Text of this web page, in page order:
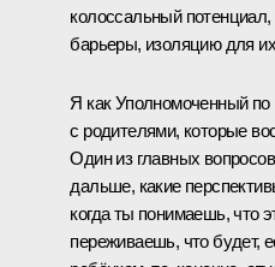
колоссальный
барьеры, изоляцию для
Я как Уполномоченный
с родителями, которые
Один из главных
дальше, какие
когда ты понимаешь, что
переживаешь, что будет,